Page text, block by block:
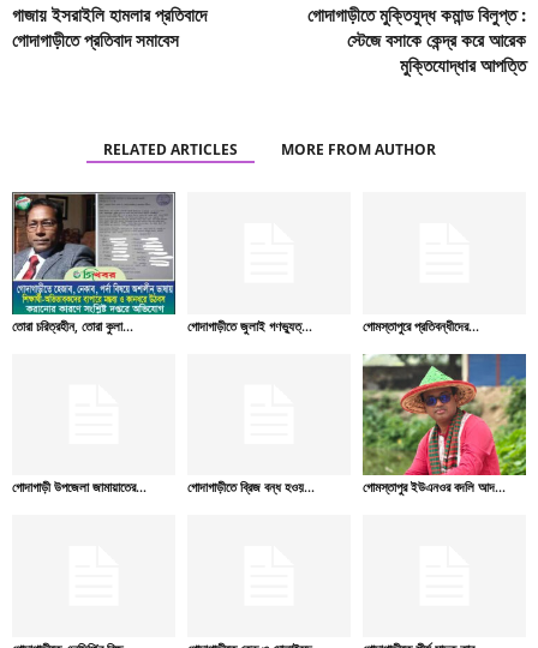
গাজায় ইসরাইলি হামলার প্রতিবাদে
গোদাগাড়ীতে প্রতিবাদ সমাবেস
গোদাগাড়ীতে মুক্তিযুদ্ধ কমান্ড বিলুপ্ত :
স্টেজে বসাকে কেন্দ্র করে আরেক
মুক্তিযোদ্ধার আপত্তি
RELATED ARTICLES MORE FROM AUTHOR
তোরা চরিত্রহীন, তোরা কুলা... গোদাগাড়ীতে জুলাই গণভ্যুত্... গোমস্তাপুরে প্রতিবন্ধীদের...
গোদাগাড়ী উপজেলা জামায়াতের... গোদাগাড়ীতে ব্রিজ বন্ধ হওয়... গোমস্তাপুর ইউএনওর বদলি আদ...